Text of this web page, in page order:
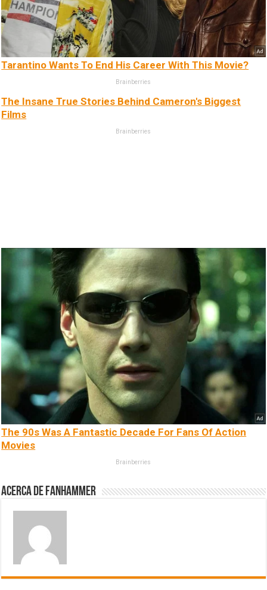
Tarantino Wants To End His Career With This Movie?
Brainberries
The Insane True Stories Behind Cameron's Biggest
Films
Brainberries
The 90s Was A Fantastic Decade For Fans Of Action
Movies
Brainberries
Acerca de fanhammer